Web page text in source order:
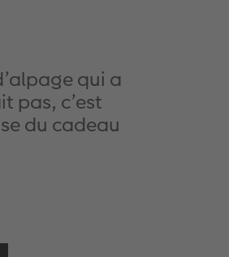
qui a
pas, c’est
du cadeau